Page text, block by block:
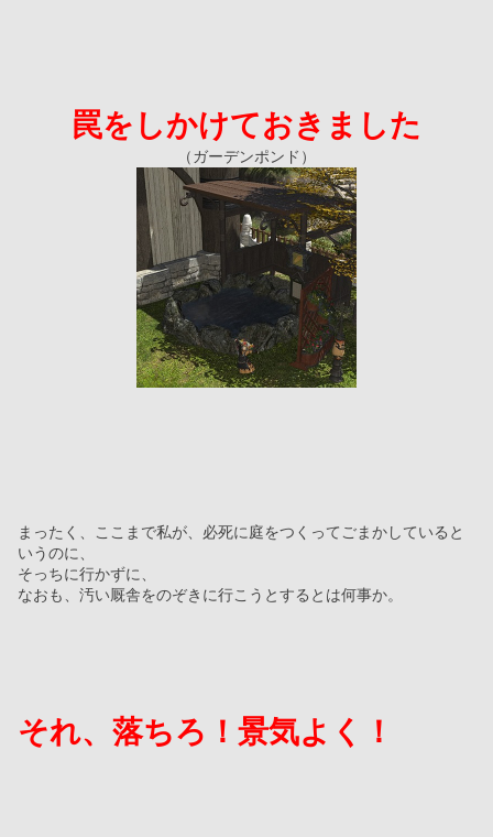
罠をしかけておきました
（ガーデンポンド）
まったく、ここまで私が、必死に庭をつくってごまかしていると
いうのに、
そっちに行かずに、
なおも、汚い厩舎をのぞきに行こうとするとは何事か。
それ、落ちろ！景気よく！